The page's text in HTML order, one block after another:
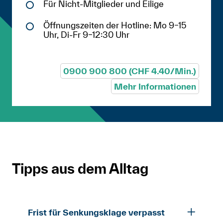
Für Nicht-Mitglieder und Eilige
Öffnungszeiten der Hotline: Mo 9–15
Uhr, Di-Fr 9–12:30 Uhr
0900 900 800 (CHF 4.40/Min.)
Mehr Informationen
Tipps aus dem Alltag
Frist für Senkungsklage verpasst